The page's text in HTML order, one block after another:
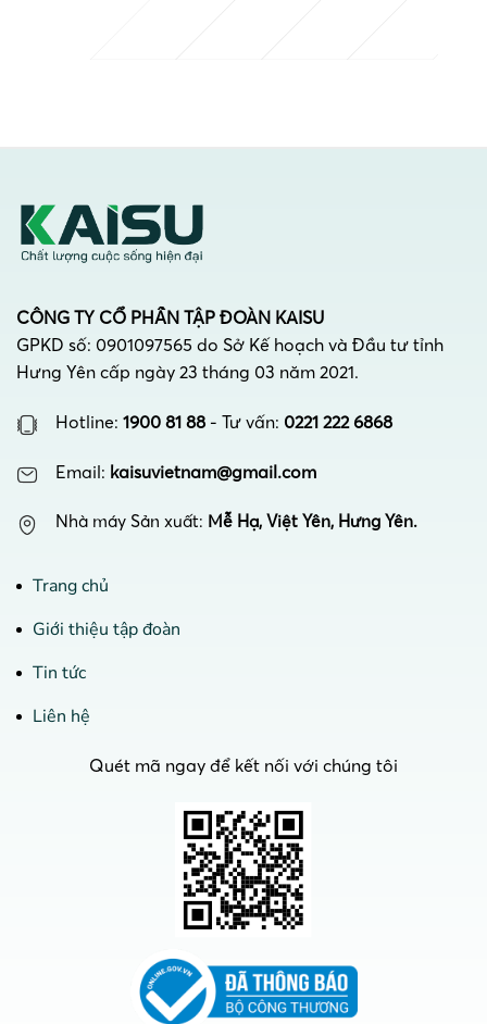
CÔNG TY CỔ PHẦN TẬP ĐOÀN KAISU
GPKD số: 0901097565 do Sở Kế hoạch và Đầu tư tỉnh
Hưng Yên cấp ngày 23 tháng 03 năm 2021.
Hotline: 1900 81 88 - Tư vấn: 0221 222 6868
Email: kaisuvietnam@gmail.com
Nhà máy Sản xuất: Mễ Hạ, Việt Yên, Hưng Yên.
Trang chủ
Giới thiệu tập đoàn
Tin tức
Liên hệ
Quét mã ngay để kết nối với chúng tôi